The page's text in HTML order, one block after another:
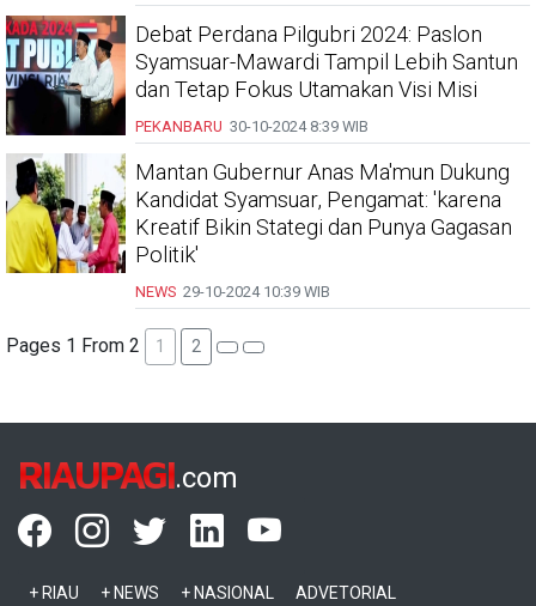
Debat Perdana Pilgubri 2024: Paslon
Syamsuar-Mawardi Tampil Lebih Santun
dan Tetap Fokus Utamakan Visi Misi
PEKANBARU 30-10-20248:39 WIB
Mantan Gubernur Anas Ma'mun Dukung
Kandidat Syamsuar, Pengamat: 'karena
Kreatif Bikin Stategi dan Punya Gagasan
Politik'
NEWS 29-10-202410:39 WIB
Pages 1 From 2 1 2
RIAUPAGI.com
+ RIAU + NEWS + NASIONAL
ADVETORIAL